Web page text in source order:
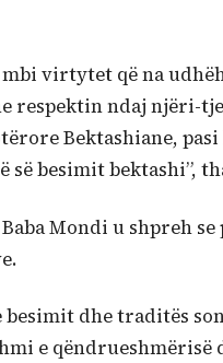
virtytet që na
respektin ndaj njëri-
Bektashiane,
besimit bektashi”,
Mondi u shpreh
dhe traditës
e qëndrueshmërisë